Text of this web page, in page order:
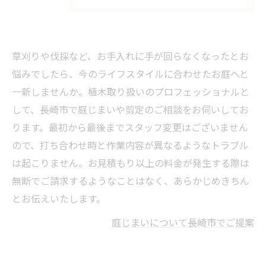
草刈りや伐採など、お手入れに手が回らなくなったとお
悩みでしたら、今のライフスタイルに合わせたお庭へと
一新しませんか。植木取り扱いのプロフェッショナルと
して、長崎市で庭じまいや剪定のご相談をお伺いしてお
ります。最初から最後までスタッフ変更はございません
ので、打ち合わせ時と作業内容が異なるようなトラブル
は起こりません。お見積もり以上の料金が発生する際は
無断でご請求するようなことはなく、あらかじめきちん
とお伝えいたします。
庭じまいについて長崎市でご提案